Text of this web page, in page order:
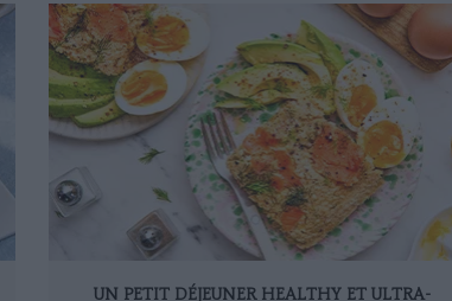
UN PETIT DÉJEUNER HEALTHY ET ULTRA-